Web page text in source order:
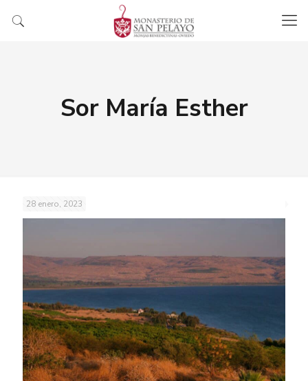
Sor María Esther
28 enero, 2023